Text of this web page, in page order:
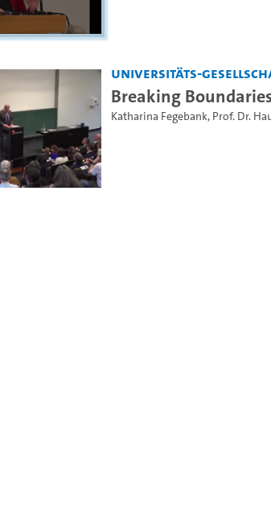
Universitäts-
Breaking
Katharina Fegebank, Prof. Dr.